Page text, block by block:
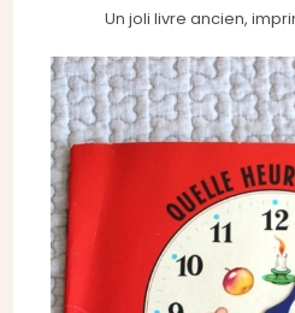
Un joli livre ancien,